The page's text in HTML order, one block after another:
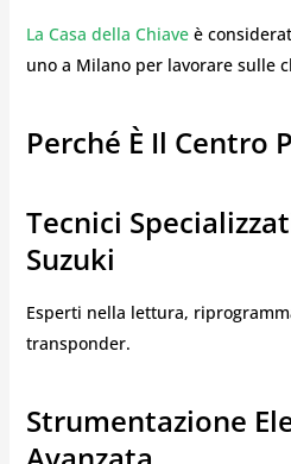
La Casa della Chiaveè
uno a Milano per lavorare sulle
Perché È Il Centro
Tecnici
Suzuki
Esperti nella lettura,
transponder.
Strumentazione